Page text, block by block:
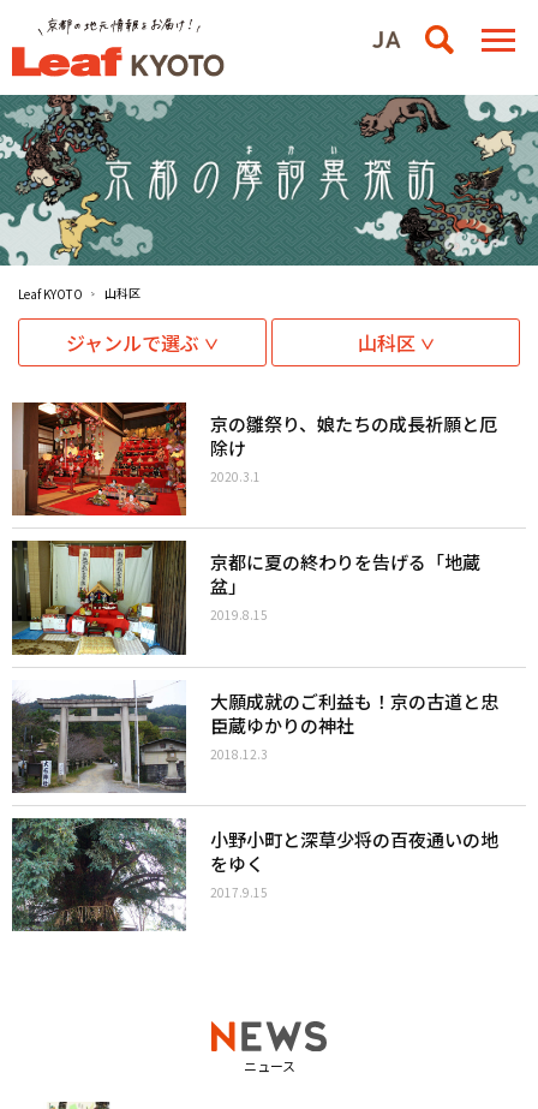
Leaf KYOTO 山科区
ジャンルで選ぶ 山科区
京の雛祭り、娘たちの成長祈願と厄
除け
2020.3.1
京都に夏の終わりを告げる「地蔵
盆」
2019.8.15
大願成就のご利益も！京の古道と忠
臣蔵ゆかりの神社
2018.12.3
小野小町と深草少将の百夜通いの地
をゆく
2017.9.15
ニュース